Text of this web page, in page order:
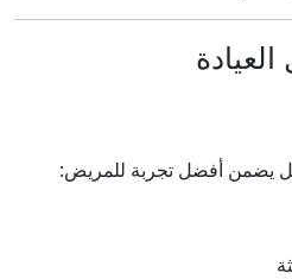
يضمن أفضل تجربة للمريض: